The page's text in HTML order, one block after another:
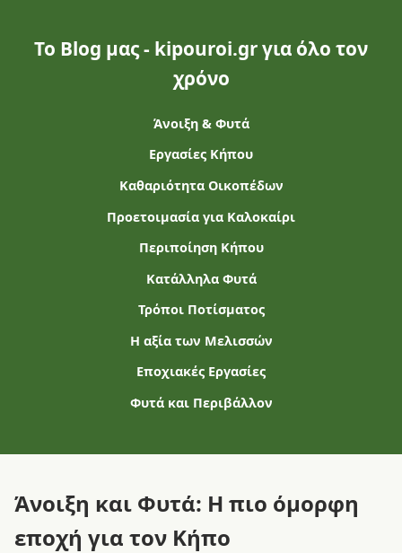
Το Blog μας - kipouroi.gr για όλο τον
χρόνο
Άνοιξη & Φυτά
Εργασίες Κήπου
Καθαριότητα Οικοπέδων
Προετοιμασία για Καλοκαίρι
Περιποίηση Κήπου
Κατάλληλα Φυτά
Τρόποι Ποτίσματος
Η αξία των Μελισσών
Εποχιακές Εργασίες
Φυτά και Περιβάλλον
Άνοιξη και Φυτά: Η πιο όμορφη
εποχή για τον Κήπο